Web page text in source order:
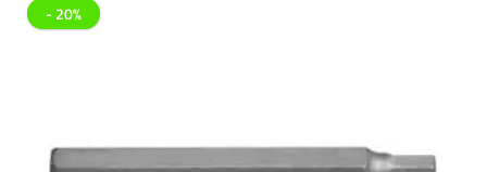
- 20%